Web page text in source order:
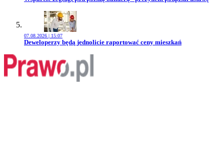
07.08.2026 | 15:07
Przejdź do artykułu:
Deweloperzy będą jednolicie raportować ceny mieszkań